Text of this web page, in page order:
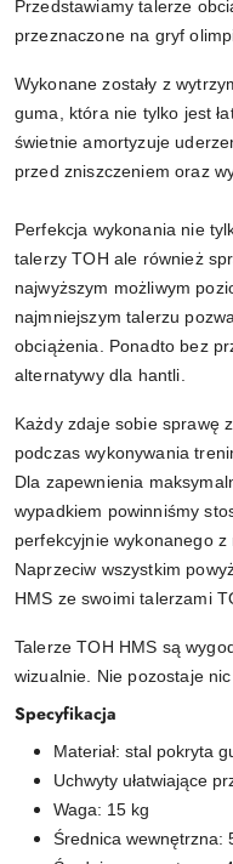
Przedstawiamy talerze
przeznaczone na gryf
Wykonane zostały z
guma, która nie tylko jest
świetnie amortyzuje
przed zniszczeniem oraz
Perfekcja wykonania nie
talerzy TOH ale również
najwyższym możliwym
najmniejszym talerzu
obciążenia. Ponadto bez
alternatywy dla hantli.
Każdy zdaje sobie sprawę
podczas wykonywania
Dla zapewnienia
wypadkiem powinniśmy
perfekcyjnie wykonanego z
Naprzeciw wszystkim
HMS ze swoimi talerzami
Talerze TOH HMS są
wizualnie. Nie pozostaje
Specyfikacja
Materiał: stal pokryta
Uchwyty ułatwiające
Waga: 15 kg
Średnica wewnętrzna: